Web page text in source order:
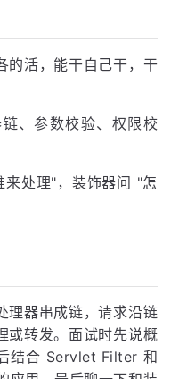
的活，能干自己干，干
、参数校验、权限校
来处理"，装饰器问 "怎
理器串成链，请求沿链
或转发。面试时先说概
结合 Servlet Filter 和